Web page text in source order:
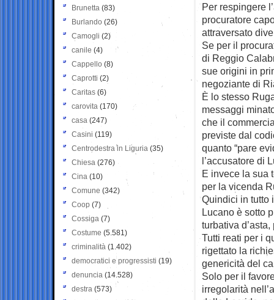
Per respingere
procuratore
attraversato
Se per il
di Reggio
sue origini in
negoziante di
È lo stesso
messaggi
che il
previste dal
quanto “pare
l’accusatore di
E invece la sua
per la vicenda
Quindici in tutto
Lucano è sotto
turbativa
Tutti reati per i
rigettato la
genericità del
Solo per il
irregolarità
Brunetta (83)
Burlando (26)
Camogli (2)
canile (4)
Cappello (8)
Caprotti (2)
Caritas (6)
carovita (170)
casa (247)
Casini (119)
Centrodestra in Liguria (35)
Chiesa (276)
Cina (10)
Comune (342)
Coop (7)
Cossiga (7)
Costume (5.581)
criminalità (1.402)
democratici e progressisti (19)
denuncia (14.528)
destra (573)